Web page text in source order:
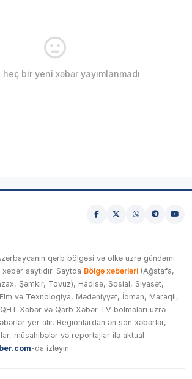
heç bir yeni xəbər yayımlanmadı
qərb bölgəsi və ölkə üzrə gündəmi
saytıdır. Saytda Bölgə xəbərləri (Ağstafa,
Şəmkir, Tovuz), Hadisə, Sosial, Siyasət,
və Texnologiya, Mədəniyyət, İdman, Maraqlı,
Xəbər və Qərb Xəbər TV bölmələri üzrə
yer alır. Regionlardan ən son xəbərlər,
müsahibələr və reportajlar ilə aktual
-da izləyin.